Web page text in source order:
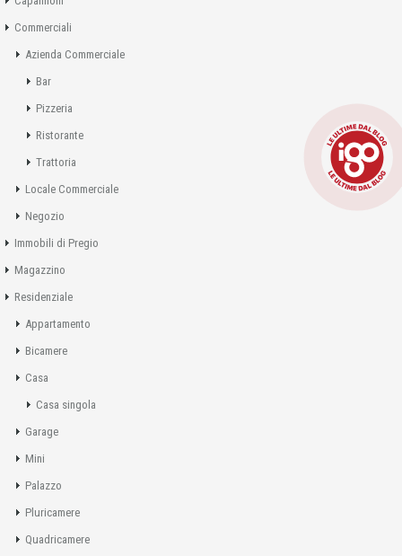
Commerciali
Azienda Commerciale
Bar
Pizzeria
Ristorante
Trattoria
Locale Commerciale
Negozio
Immobili di Pregio
Magazzino
Residenziale
Appartamento
Bicamere
Casa
Casa singola
Garage
Mini
Palazzo
Pluricamere
Quadricamere